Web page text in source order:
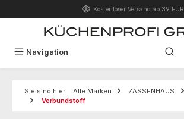
Zum Hauptinhalt springenKostenloser Versand ab 39 EUR
Navigation
Sie sind hier: Alle Marken ZASSENHAUS
Verbundstoff